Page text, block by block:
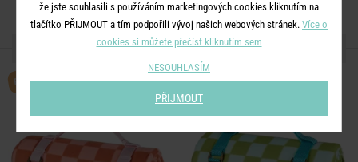
DALŠÍ PRODUKTY ZE SÉRIE
BESTSELLER
že jste souhlasili s používáním marketingových cookies kliknutím na
tlačítko PŘIJMOUT a tím podpořili vývoj našich webových stránek. Více o
cookies si můžete přečíst kliknutím sem
NESOUHLASÍM
PŘIJMOUT